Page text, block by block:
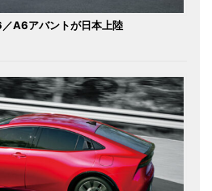
A6アバントが日本上陸